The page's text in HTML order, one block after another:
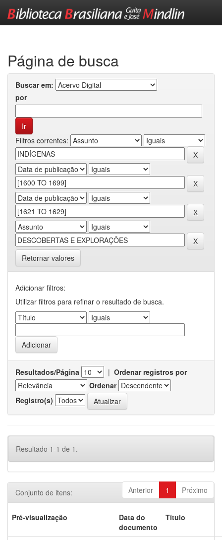
Página de busca
Buscar em:
por
Filtros correntes:
Retornar valores
Adicionar filtros:
Utilizar filtros para refinar o resultado de busca.
Resultados/Página | Ordenar registros por
Ordenar
Registro(s)
Resultado 1-1 de 1.
Anterior 1 Próximo
Conjunto de itens:
Pré-visualização
Data do
documento
Título